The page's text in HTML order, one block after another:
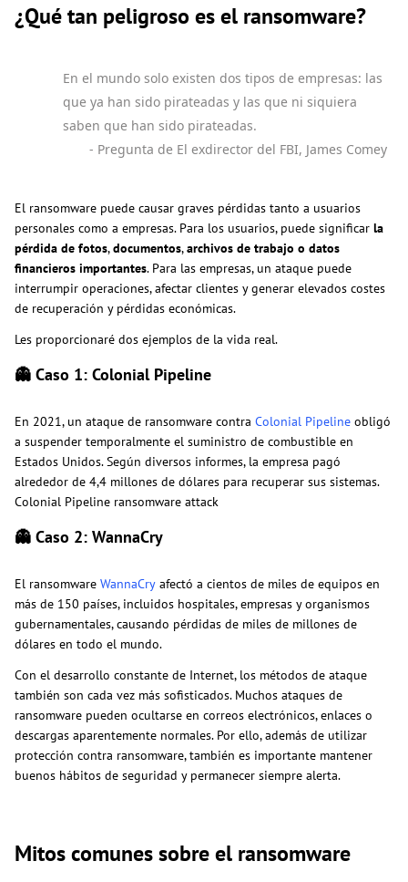
¿Qué tan peligroso es el ransomware?
En el mundo solo existen dos tipos de empresas: las
que ya han sido pirateadas y las que ni siquiera
saben que han sido pirateadas.
- Pregunta de El exdirector del FBI, James Comey
El ransomware puede causar graves pérdidas tanto a usuarios
personales como a empresas. Para los usuarios, puede significar la
pérdida de fotos,documentos,archivos de trabajo o datos
financieros importantes. Para las empresas, un ataque puede
interrumpir operaciones, afectar clientes y generar elevados costes
de recuperación y pérdidas económicas.
Les proporcionaré dos ejemplos de la vida real.
👻 Caso 1: Colonial Pipeline
En 2021, un ataque de ransomware contra Colonial Pipeline obligó
a suspender temporalmente el suministro de combustible en
Estados Unidos. Según diversos informes, la empresa pagó
alrededor de 4,4 millones de dólares para recuperar sus sistemas.
Colonial Pipeline ransomware attack
👻 Caso 2: WannaCry
El ransomware WannaCry afectó a cientos de miles de equipos en
más de 150 países, incluidos hospitales, empresas y organismos
gubernamentales, causando pérdidas de miles de millones de
dólares en todo el mundo.
Con el desarrollo constante de Internet, los métodos de ataque
también son cada vez más sofisticados. Muchos ataques de
ransomware pueden ocultarse en correos electrónicos, enlaces o
descargas aparentemente normales. Por ello, además de utilizar
protección contra ransomware, también es importante mantener
buenos hábitos de seguridad y permanecer siempre alerta.
Mitos comunes sobre el ransomware